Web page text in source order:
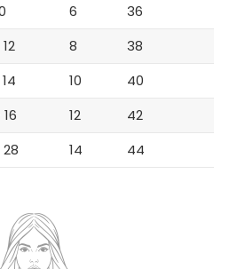
6
36
8
38
10
40
12
42
28 14 44